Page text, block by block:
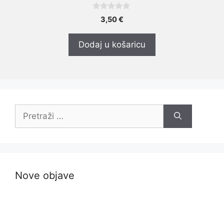
3,50€
Dodaj u košaricu
Pretraži:
Nove objave